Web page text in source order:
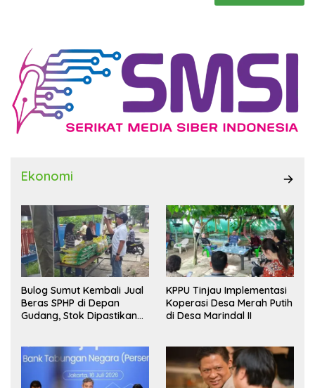
Ekonomi
Bulog Sumut Kembali Jual
Beras SPHP di Depan
Gudang, Stok Dipastikan
KPPU Tinjau Implementasi
Koperasi Desa Merah Putih
di Desa Marindal II